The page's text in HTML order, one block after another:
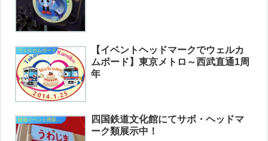
ウェルカムボード
【イベントヘッドマークでウェルカ
ムボード】東京メトロ～西武直通1周
年
鉄道イベント用製作品
四国鉄道文化館にてサボ・ヘッドマ
ーク類展示中！